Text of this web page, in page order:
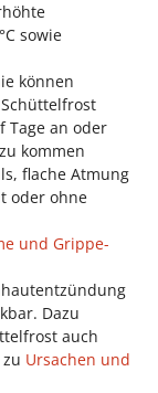
sowie
können
Tage an oder
kommen
flache Atmung
oder ohne
und Grippe-
Dazu
auch
Ursachen und